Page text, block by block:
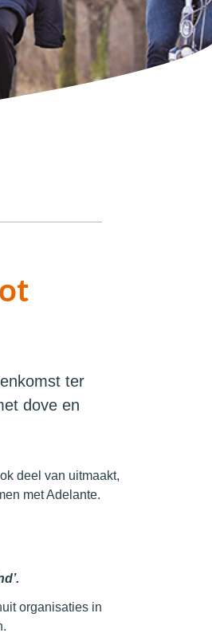
ter
dove en
deel van uitmaakt,
met Adelante.
organisaties in